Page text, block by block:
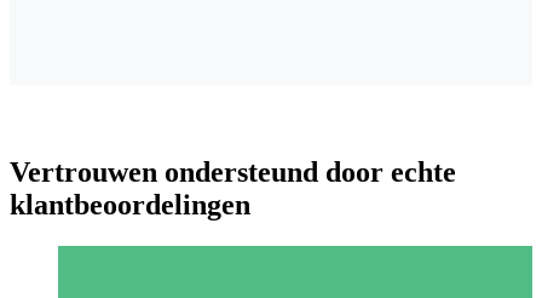
Vertrouwen ondersteund door echte
klantbeoordelingen